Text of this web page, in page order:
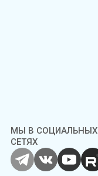
МЫ В СОЦИАЛЬНЫХ
СЕТЯХ